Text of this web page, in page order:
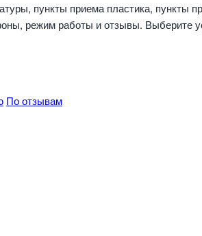
пункты приема пластика, пункты
режим работы и отзывы. Выберите
По отзывам